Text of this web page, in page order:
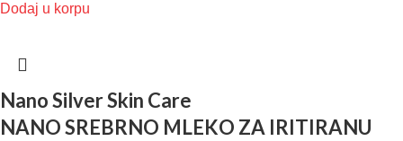
Dodaj u korpu
Nano Silver Skin Care
NANO SREBRNO MLEKO ZA IRITIRANU